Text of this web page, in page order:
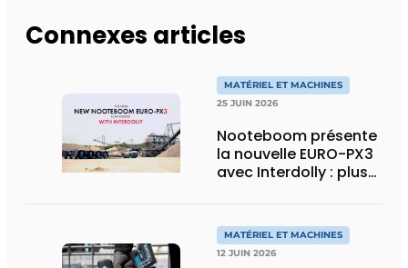
Connexes articles
MATÉRIEL ET MACHINES
25 JUIN 2026
Nooteboom présente
la nouvelle EURO-PX3
avec Interdolly : plus
transport spécial
MATÉRIEL ET MACHINES
12 JUIN 2026